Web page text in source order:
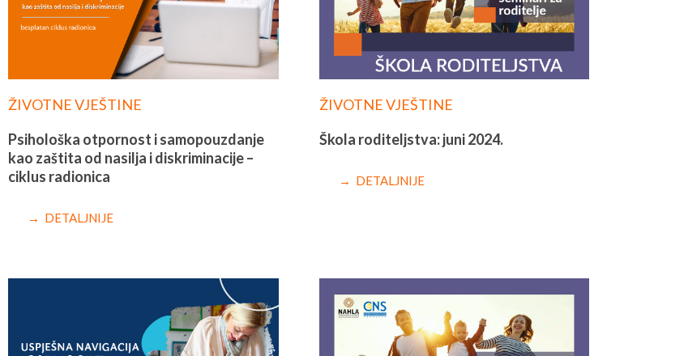
ŽIVOTNE VJEŠTINE
Psihološka otpornost i samopouzdanje
kao zaštita od nasilja i diskriminacije –
ciklus radionica
→ DETALJNIJE
ŽIVOTNE VJEŠTINE
Škola roditeljstva: juni 2024.
→ DETALJNIJE